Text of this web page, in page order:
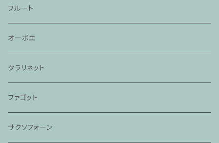
フルート
オーボエ
クラリネット
ファゴット
サクソフォーン